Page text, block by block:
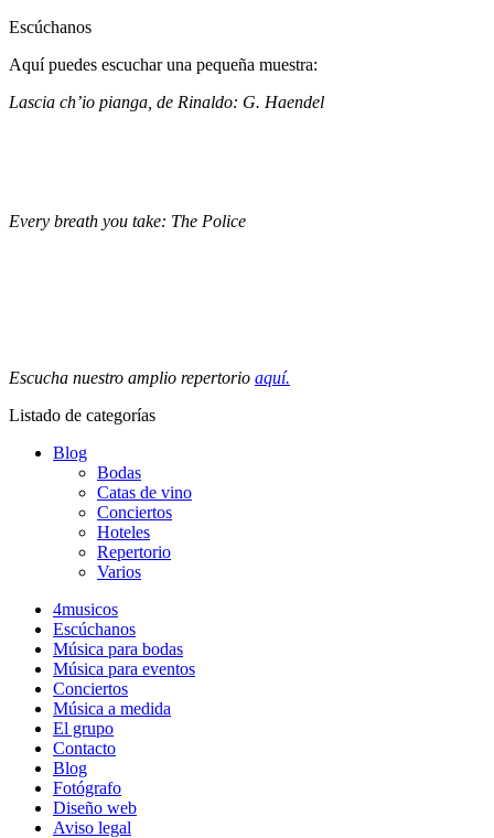
Escúchanos
Aquí puedes escuchar una pequeña muestra:
Lascia ch’io pianga, de Rinaldo: G. Haendel
Every breath you take: The Police
Escucha nuestro amplio repertorio aquí.
Listado de categorías
Blog
Bodas
Catas de vino
Conciertos
Hoteles
Repertorio
Varios
4musicos
Escúchanos
Música para bodas
Música para eventos
Conciertos
Música a medida
El grupo
Contacto
Blog
Fotógrafo
Diseño web
Aviso legal